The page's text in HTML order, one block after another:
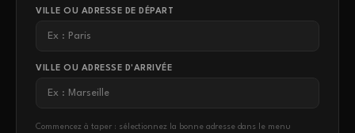
VILLE OU ADRESSE DE DÉPART
VILLE OU ADRESSE D'ARRIVÉE
Commencez à taper : sélectionnez la bonne adresse dans le menu